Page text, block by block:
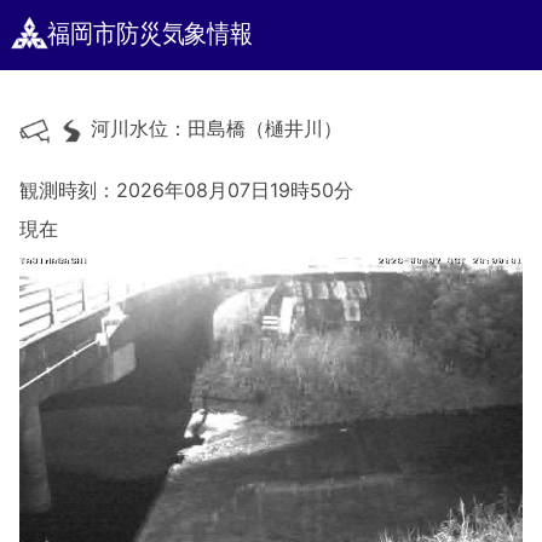
福岡市防災気象情報
河川水位：田島橋（樋井川）
観測時刻：2026年08月07日19時50分
現在